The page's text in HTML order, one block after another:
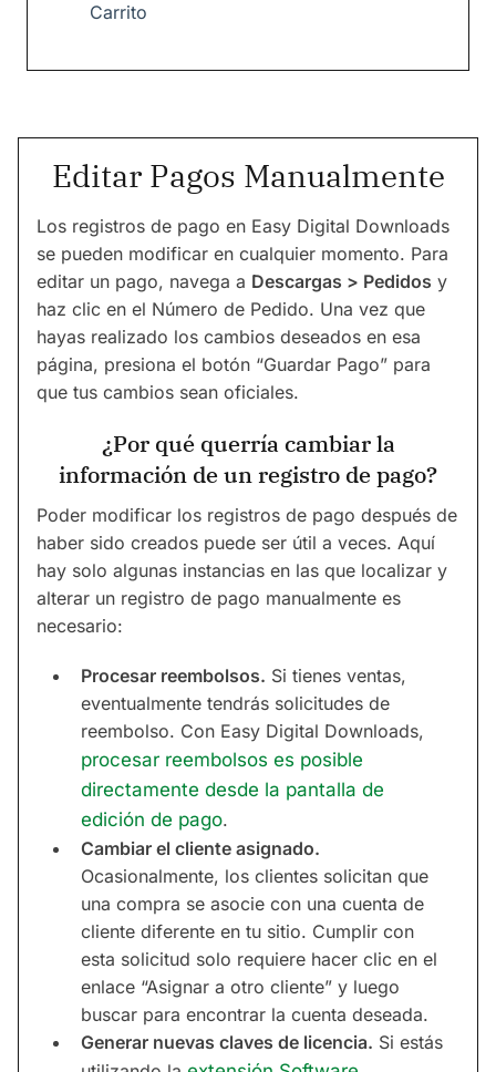
Carrito
Editar Pagos Manualmente
Los registros de pago en Easy Digital Downloads
se pueden modificar en cualquier momento. Para
editar un pago, navega a Descargas > Pedidos y
haz clic en el Número de Pedido. Una vez que
hayas realizado los cambios deseados en esa
página, presiona el botón “Guardar Pago” para
que tus cambios sean oficiales.
¿Por qué querría cambiar la
información de un registro de pago?
Poder modificar los registros de pago después de
haber sido creados puede ser útil a veces. Aquí
hay solo algunas instancias en las que localizar y
alterar un registro de pago manualmente es
necesario:
Procesar reembolsos. Si tienes ventas,
eventualmente tendrás solicitudes de
reembolso. Con Easy Digital Downloads,
procesar reembolsos es posible
directamente desde la pantalla de
edición de pago.
Cambiar el cliente asignado.
Ocasionalmente, los clientes solicitan que
una compra se asocie con una cuenta de
cliente diferente en tu sitio. Cumplir con
esta solicitud solo requiere hacer clic en el
enlace “Asignar a otro cliente” y luego
buscar para encontrar la cuenta deseada.
Generar nuevas claves de licencia. Si estás